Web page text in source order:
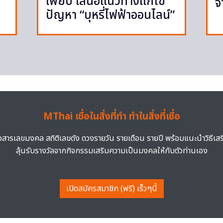
ปัญหา “บุหรี่ไฟฟ้าออนไลน์”
MThai เชื่อในสิ่งที่ทำ ทำในสิ่งที่เชื่อ
สารเลขมงคล สถิติเลขดัง ดวงรายวัน รายเดือน รายปี พร้อมแนะนำวิธีเส
ลุ้นรับรางวัลจากกิจกรรมเสริมความเป็นมงคลให้กับตัวท่านเอง
เปิดสมัครสมาชิก (ฟรี) เร็วๆนี้